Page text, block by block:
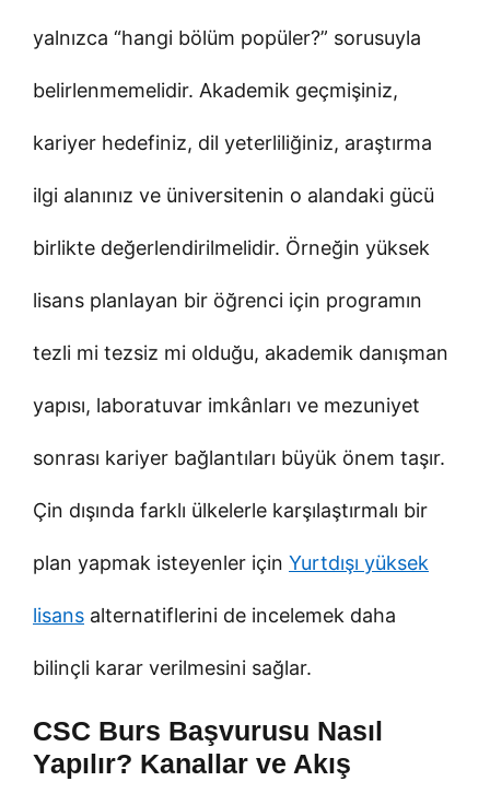
yalnızca “hangi bölüm popüler?” sorusuyla
belirlenmemelidir. Akademik geçmişiniz,
kariyer hedefiniz, dil yeterliliğiniz, araştırma
ilgi alanınız ve üniversitenin o alandaki gücü
birlikte değerlendirilmelidir. Örneğin yüksek
lisans planlayan bir öğrenci için programın
tezli mi tezsiz mi olduğu, akademik danışman
yapısı, laboratuvar imkânları ve mezuniyet
sonrası kariyer bağlantıları büyük önem taşır.
Çin dışında farklı ülkelerle karşılaştırmalı bir
plan yapmak isteyenler için Yurtdışı yüksek
lisans alternatiflerini de incelemek daha
bilinçli karar verilmesini sağlar.
CSC Burs Başvurusu Nasıl
Yapılır? Kanallar ve Akış